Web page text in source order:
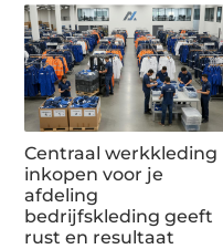
Centraal werkkleding
inkopen voor je
afdeling
bedrijfskleding geeft
rust en resultaat